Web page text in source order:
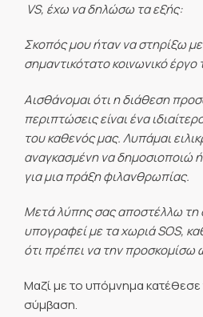
VS, έχω να δηλώσω τα εξής:
Σκοπός μου ήταν να στηρίξω
σημαντικότατο κοινωνικό
Αισθάνομαι ότι η διάθεση
περιπτώσεις είναι ένα
του καθενός μας. Λυπάμαι
αναγκασμένη να δημοσιοποιώ
για μια πράξη φιλανθρωπίας.
Μετά λύπης σας αποστέλλω τη
υπογραφεί με τα χωριάSOS,
ότι πρέπει να την προσκομίσω
Μαζί με το υπόμνημα κατέθεσε
σύμβαση.